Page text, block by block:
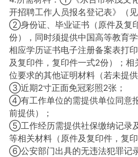
开招聘工作人员报名登记表》（
②身份证、毕业证书（原件及复
份），同时须提供中国高等教育
相应学历证书电子注册备案表打
及复印件，复印件一式2份）；相
位要求的其他证明材料（若未提供
③近期2寸正面免冠彩照2张；
④有工作单位的需提供单位同意
前提供）；
⑤工作经历需提供社保缴纳记录
等相关材料（原件及复印件，复印
⑥公安部门出具的无违法犯罪记录